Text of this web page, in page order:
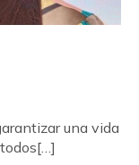
una vida